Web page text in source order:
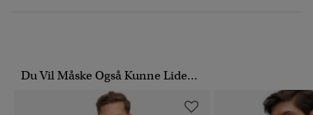
Du Vil Måske Også Kunne Lide...